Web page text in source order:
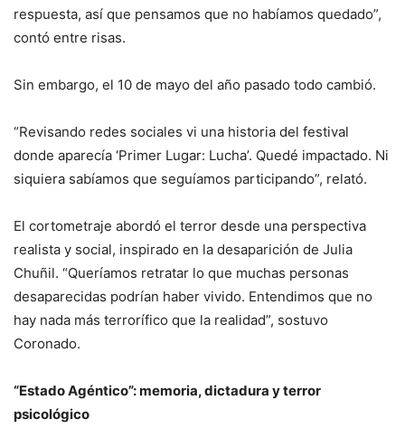
respuesta, así que pensamos que no habíamos quedado”,
contó entre risas.
Sin embargo, el 10 de mayo del año pasado todo cambió.
“Revisando redes sociales vi una historia del festival
donde aparecía ‘Primer Lugar: Lucha’. Quedé impactado. Ni
siquiera sabíamos que seguíamos participando”, relató.
El cortometraje abordó el terror desde una perspectiva
realista y social, inspirado en la desaparición de Julia
Chuñil. “Queríamos retratar lo que muchas personas
desaparecidas podrían haber vivido. Entendimos que no
hay nada más terrorífico que la realidad”, sostuvo
Coronado.
“Estado Agéntico”: memoria, dictadura y terror
psicológico